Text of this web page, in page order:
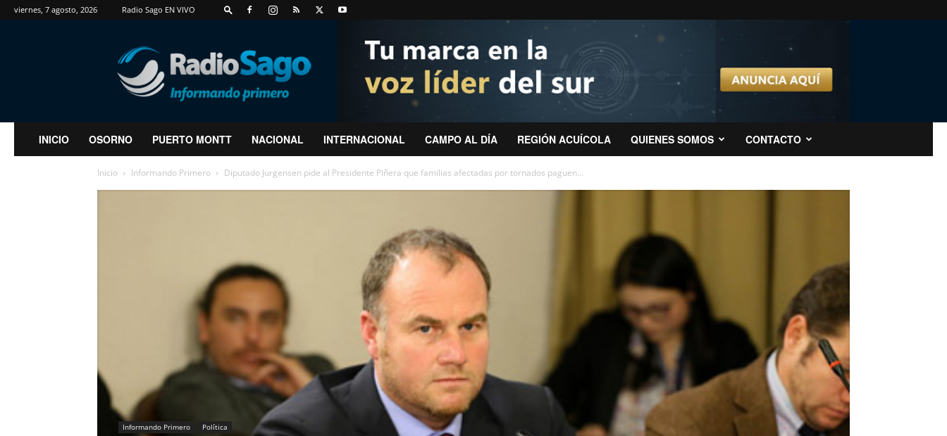
viernes, 7 agosto, 2026 Radio Sago EN VIVO
RadioSago
INICIO OSORNO PUERTO MONTT NACIONAL INTERNACIONAL CAMPO AL DÍA REGIÓN ACUÍCOLA QUIENES SOMOS CONTACTO
Inicio Informando Primero Diputado Jurgensen pide al Presidente Piñera que familias afectadas por tornados paguen...
Informando Primero Política